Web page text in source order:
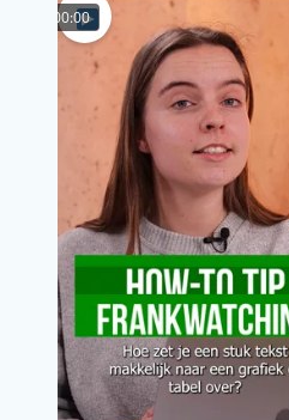
00:00